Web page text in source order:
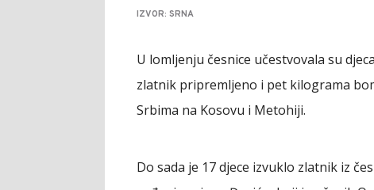
IZVOR: SRNA
U lomljenju česnice učestvovala su
zlatnik pripremljeno i pet kilograma
Srbima na Kosovu i Metohiji.
Do sada je 17 djece izvuklo zlatnik iz